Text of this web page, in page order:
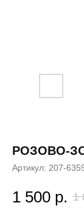
РОЗОВО-
Артикул: 207-
1 500 р. 1